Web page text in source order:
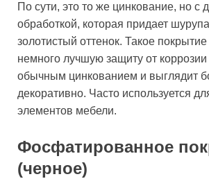
По сути, это то же цинкование, но с
обработкой, которая придает
золотистый оттенок. Такое
немного лучшую защиту от
обычным цинкованием и выглядит
декоративно. Часто используется
элементов мебели.
Фосфатированное
(черное)